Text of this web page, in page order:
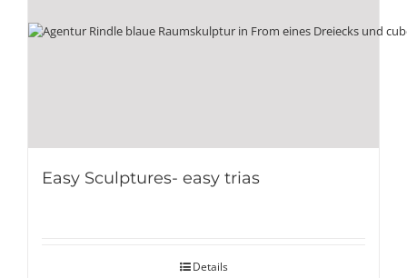
Easy Sculptures- easy trias
Details